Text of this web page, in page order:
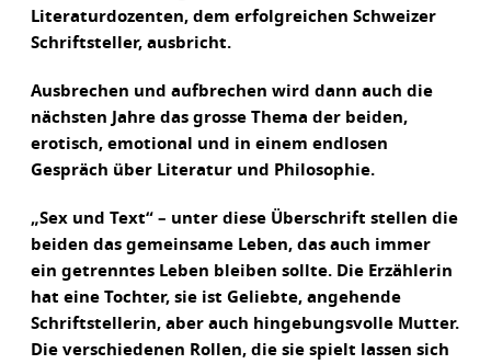
Literaturdozenten, dem erfolgreichen Schweizer
Schriftsteller, ausbricht.
Ausbrechen und aufbrechen wird dann auch die
nächsten Jahre das grosse Thema der beiden,
erotisch, emotional und in einem endlosen
Gespräch über Literatur und Philosophie.
„Sex und Text“ – unter diese Überschrift stellen die
beiden das gemeinsame Leben, das auch immer
ein getrenntes Leben bleiben sollte. Die Erzählerin
hat eine Tochter, sie ist Geliebte, angehende
Schriftstellerin, aber auch hingebungsvolle Mutter.
Die verschiedenen Rollen, die sie spielt lassen sich